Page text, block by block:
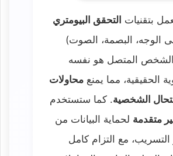
بتقنيات التحقق البيومتري
الوجه، البصمة، الصوت)
المتصل هو نفسه
الحقيقية، مما يمنع محاولات
الشخصية. كما ستستخدم
متقدمة لحماية البيانات من
التسريب، مع التزام كامل